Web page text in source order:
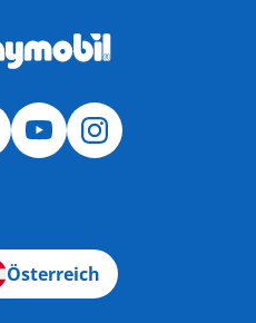
Österreich